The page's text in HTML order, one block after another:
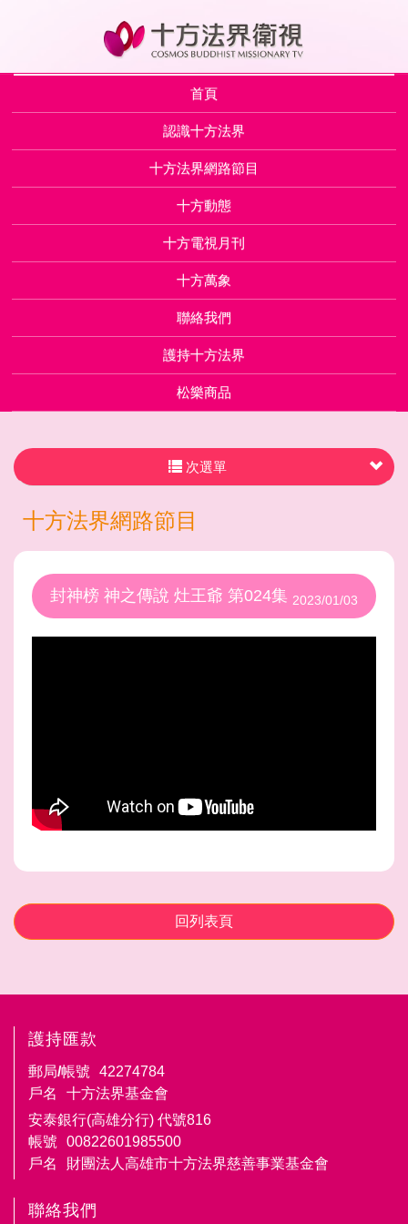
首頁
認識十方法界
十方法界網路節目
十方動態
十方電視月刊
十方萬象
聯絡我們
護持十方法界
松樂商品
次選單
十方法界網路節目
封神榜 神之傳說 灶王爺 第024集 2023/01/03
回列表頁
護持匯款
郵局/帳號
42274784
戶名
十方法界基金會
安泰銀行(高雄分行) 代號816
帳號
00822601985500
戶名
財團法人高雄市十方法界慈善事業基金會
聯絡我們